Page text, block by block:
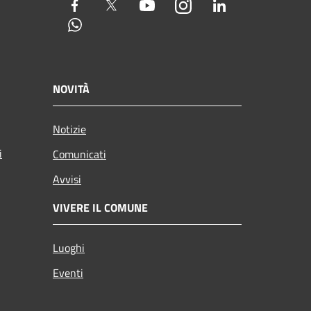
Facebook Twitter YoutubeInstagram
NOVITÀ
Notizie
Comunicati
Avvisi
VIVERE IL COMUNE
Luoghi
Eventi